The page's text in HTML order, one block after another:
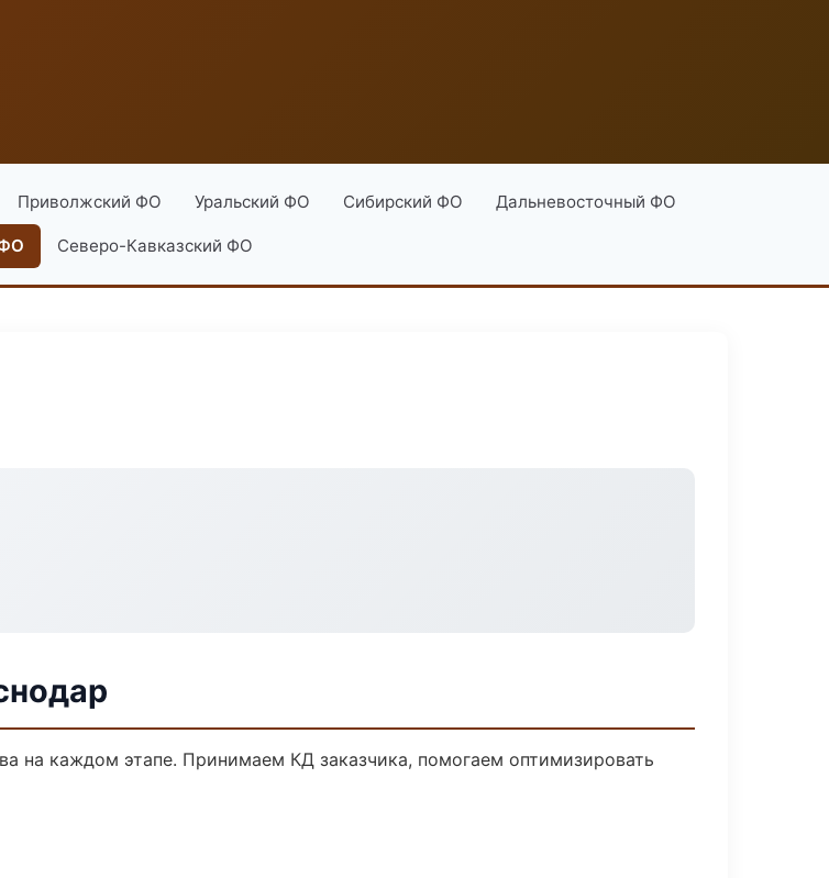
Приволжский ФО Уральский ФО Сибирский ФО Дальневосточный ФО
Северо-Кавказский ФО
на каждом этапе. Принимаем КД заказчика, помогаем оптимизировать